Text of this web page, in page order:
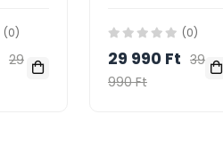
(0)
29
(0)
29 990 Ft 39
990 Ft